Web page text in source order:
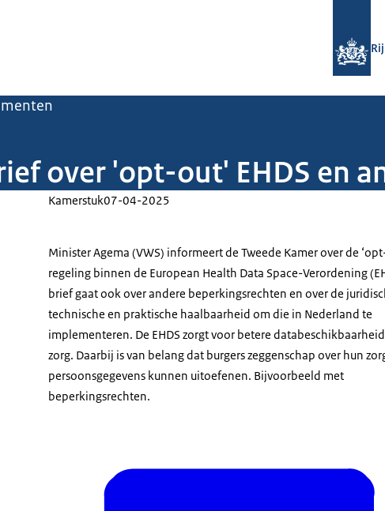
over 'opt-out' EHDS en
Kamerstuk07-04-2025
Minister Agema (VWS) informeert de Tweede Kamer over de
regeling binnen de European Health Data Space-Verordening
brief gaat ook over andere beperkingsrechten en over de
technische en praktische haalbaarheid om die in Nederland te
implementeren. De EHDS zorgt voor betere
zorg. Daarbij is van belang dat burgers zeggenschap over hun
persoonsgegevens kunnen uitoefenen. Bijvoorbeeld met
beperkingsrechten.